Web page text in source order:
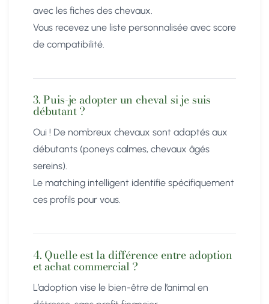
avec les fiches des chevaux.
Vous recevez une liste personnalisée avec score
de compatibilité.
3. Puis-je adopter un cheval si je suis
débutant ?
Oui ! De nombreux chevaux sont adaptés aux
débutants (poneys calmes, chevaux âgés
sereins).
Le matching intelligent identifie spécifiquement
ces profils pour vous.
4. Quelle est la différence entre adoption
et achat commercial ?
L’adoption vise le bien-être de l’animal en